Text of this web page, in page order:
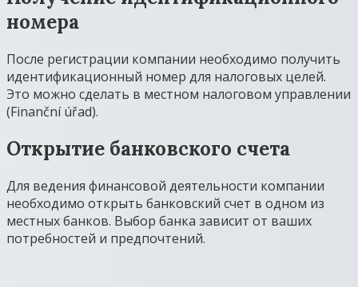
номера
После регистрации компании необходимо получить
идентификационный номер для налоговых целей.
Это можно сделать в местном налоговом управлении
(Finanční úřad).
Открытие банковского счета
Для ведения финансовой деятельности компании
необходимо открыть банковский счет в одном из
местных банков. Выбор банка зависит от ваших
потребностей и предпочтений.